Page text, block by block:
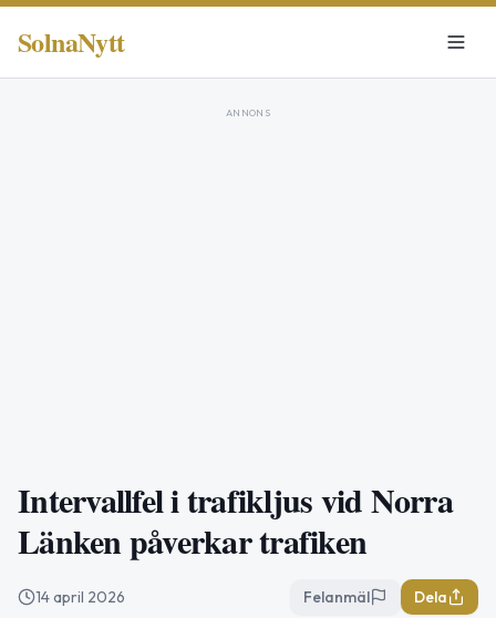
SolnaNytt
ANNONS
Intervallfel i trafikljus vid Norra
Länken påverkar trafiken
14 april 2026 Felanmäl Dela